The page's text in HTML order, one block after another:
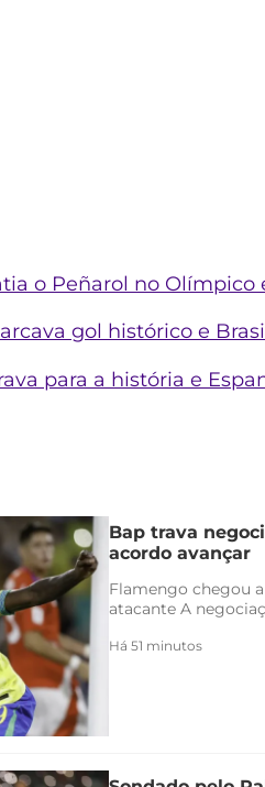
o Peñarol no
gol histórico e
para a história e
Bap trava
acordo avançar
Flamengo chegou
atacante A
Há 51 minutos